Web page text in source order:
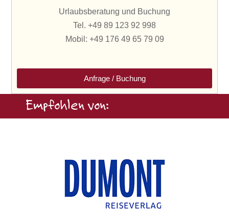
Urlaubsberatung und Buchung
Tel. +49 89 123 92 998
Mobil: +49 176 49 65 79 09
Anfrage / Buchung
Empfohlen von: